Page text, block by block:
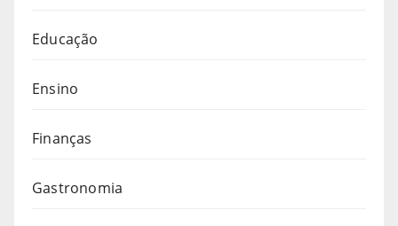
Educação
Ensino
Finanças
Gastronomia